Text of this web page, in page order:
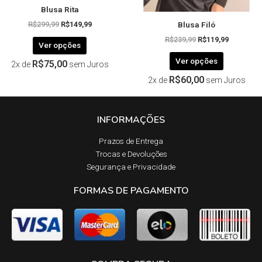
Blusa Rita
R$299,99 R$149,99
Ver opções
produto
2x de R$75,00 sem Juros
Blusa Filó
R$239,99 R$119,99
Ver opções
do
2x de R$60,00 sem Juros
INFORMAÇÕES
Prazos de Entrega​
Trocas e Devoluções​
Segurança e Privacidade
FORMAS DE PAGAMENTO